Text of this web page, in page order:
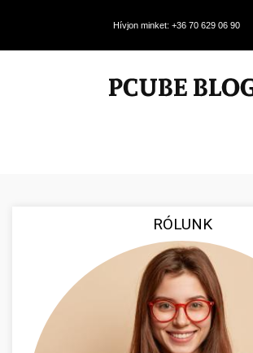
Hívjon minket: +36 70 629 06 90
RÓLUNK